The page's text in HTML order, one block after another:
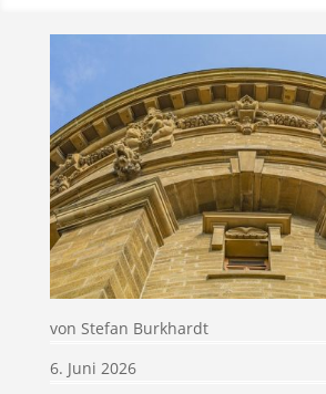
von Stefan Burkhardt
6. Juni 2026